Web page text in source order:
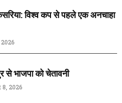
विश्व कप से पहले एक अनचाहा
से भाजपा को चेतावनी
8, 2026